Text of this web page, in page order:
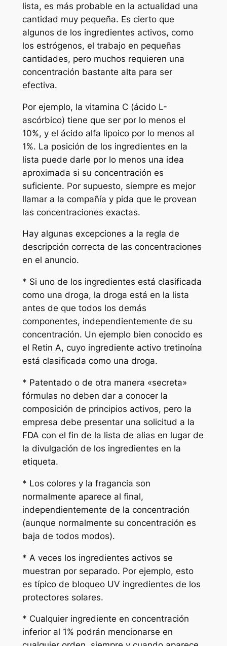
lista, es más probable en la actualidad una
cantidad muy pequeña. Es cierto que
algunos de los ingredientes activos, como
los estrógenos, el trabajo en pequeñas
cantidades, pero muchos requieren una
concentración bastante alta para ser
efectiva.
Por ejemplo, la vitamina C (ácido L-
ascórbico) tiene que ser por lo menos el
10%, y el ácido alfa lipoico por lo menos al
1%. La posición de los ingredientes en la
lista puede darle por lo menos una idea
aproximada si su concentración es
suficiente. Por supuesto, siempre es mejor
llamar a la compañía y pida que le provean
las concentraciones exactas.
Hay algunas excepciones a la regla de
descripción correcta de las concentraciones
en el anuncio.
* Si uno de los ingredientes está clasificada
como una droga, la droga está en la lista
antes de que todos los demás
componentes, independientemente de su
concentración. Un ejemplo bien conocido es
el Retin A, cuyo ingrediente activo tretinoína
está clasificada como una droga.
* Patentado o de otra manera «secreta»
fórmulas no deben dar a conocer la
composición de principios activos, pero la
empresa debe presentar una solicitud a la
FDA con el fin de la lista de alias en lugar de
la divulgación de los ingredientes en la
etiqueta.
* Los colores y la fragancia son
normalmente aparece al final,
independientemente de la concentración
(aunque normalmente su concentración es
baja de todos modos).
* A veces los ingredientes activos se
muestran por separado. Por ejemplo, esto
es típico de bloqueo UV ingredientes de los
protectores solares.
* Cualquier ingrediente en concentración
inferior al 1% podrán mencionarse en